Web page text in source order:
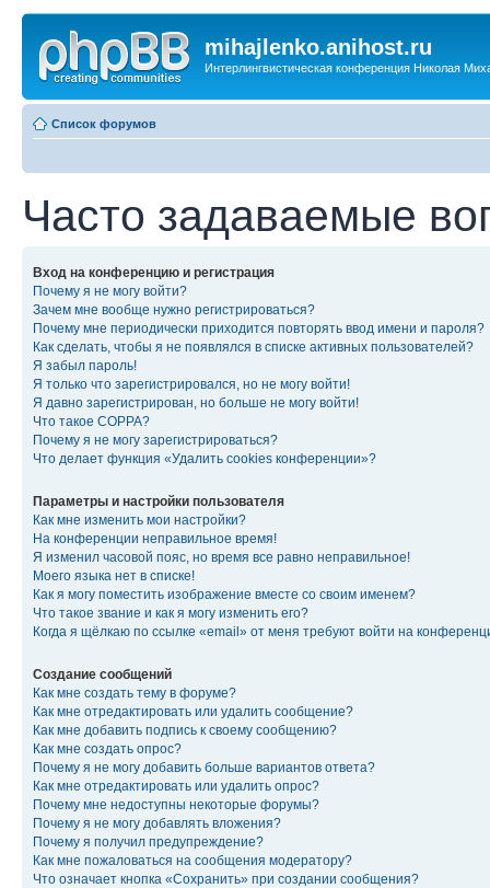
mihajlenko.anihost.ru
Интерлингвистическая конференция Николая
Список форумов
Часто задаваемые
Вход на конференцию и регистрация
Почему я не могу войти?
Зачем мне вообще нужно регистрироваться?
Почему мне периодически приходится повторять ввод имени и пароля?
Как сделать, чтобы я не появлялся в списке активных пользователей?
Я забыл пароль!
Я только что зарегистрировался, но не могу войти!
Я давно зарегистрирован, но больше не могу войти!
Что такое COPPA?
Почему я не могу зарегистрироваться?
Что делает функция «Удалить cookies конференции»?
Параметры и настройки пользователя
Как мне изменить мои настройки?
На конференции неправильное время!
Я изменил часовой пояс, но время все равно неправильное!
Моего языка нет в списке!
Как я могу поместить изображение вместе со своим именем?
Что такое звание и как я могу изменить его?
Когда я щёлкаю по ссылке «email» от меня требуют войти на
Создание сообщений
Как мне создать тему в форуме?
Как мне отредактировать или удалить сообщение?
Как мне добавить подпись к своему сообщению?
Как мне создать опрос?
Почему я не могу добавить больше вариантов ответа?
Как мне отредактировать или удалить опрос?
Почему мне недоступны некоторые форумы?
Почему я не могу добавлять вложения?
Почему я получил предупреждение?
Как мне пожаловаться на сообщения модератору?
Что означает кнопка «Сохранить» при создании сообщения?